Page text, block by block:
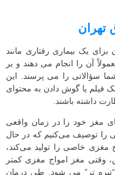
تهران
یک بیماری رفتاری مانند
آن را انجام می دهند و بر
سؤالاتی را می پرسند. این
فیلم یا گوش دادن به محتوای
داشته باشند.
مغز خود را در زمان واقعی
را توصیف می‌کنیم که در حال
مغزی خاصی را تولید می‌کند،
مغز امواج مغزی کمتر
تر” می شود. طی درمان